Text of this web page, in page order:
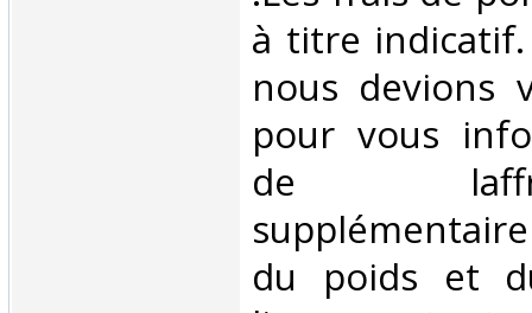
à titre
nous devions
pour vous
de
du poids et